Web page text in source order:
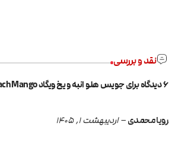
نقد و بررسی
6 دیدگاه برای جویس هلو انبه و یخ ویگاد VGOD Iced Peach Mango
رویا محمدی–اردیبهشت 1, 1405